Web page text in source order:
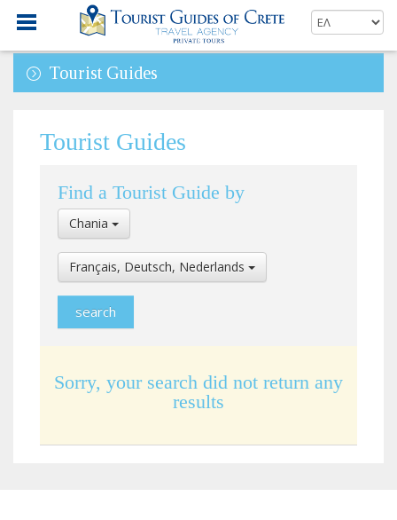
Tourist Guides
Tourist Guides
Find a Tourist Guide by
Select
Location
Chania
Select
Language
Français, Deutsch, Nederlands
Sorry, your search did not return any
results